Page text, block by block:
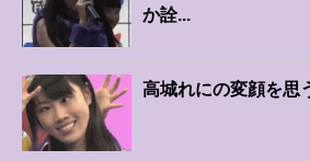
か詮...
高城れにの変顔を思